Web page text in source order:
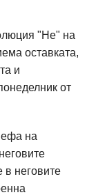
"Не" на
оставката,
и
от
на
в неговите